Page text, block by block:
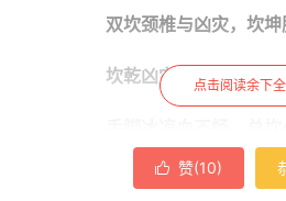
双坎颈椎与凶灾，坎坤
坎乾凶灾腿风寒，两兑
兑乾脑破加胃寒，兑艮
点击阅读余下
 赞(10)